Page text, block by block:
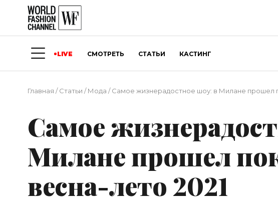
LIVE СМОТРЕТЬ СТАТЬИ КАСТИНГ
Главная /Статьи /Мода /Самое жизнерадостное шоу: в Милане прошел
Самое
Милане прошел
весна-лето 2021